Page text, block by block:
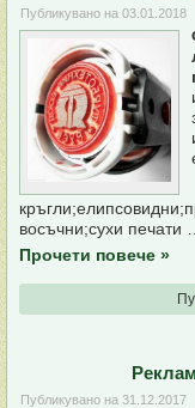
Публикувано на 03.01.2018
восъчни;сухи печати …
Прочети повече »
Публикувано на 31.12.2017